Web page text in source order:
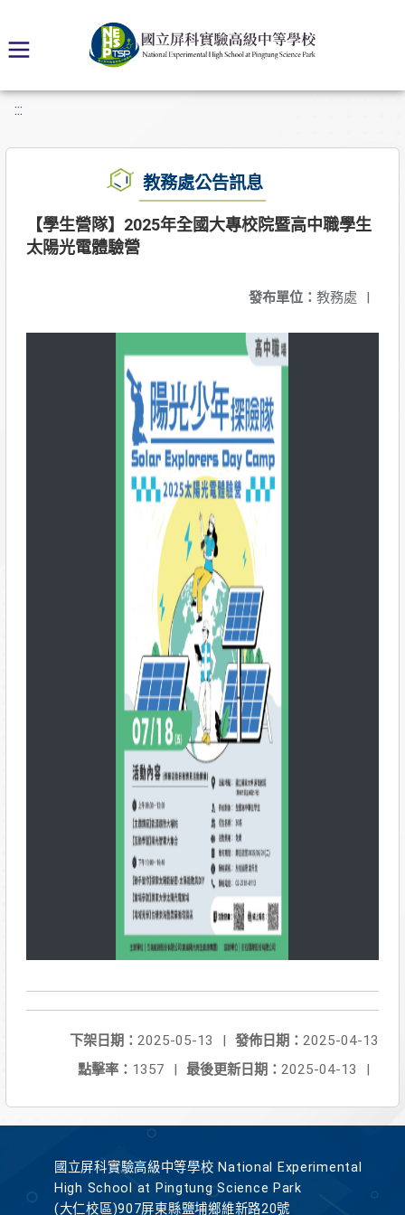
:::
教務處公告訊息
【學生營隊】2025年全國大專校院暨高中職學生
太陽光電體驗營
發布單位： 教務處 |
發佈日期： 2025-04-13
下架日期： 2025-05-13
|
最後更新日期： 2025-04-13 |
點擊率： 1357 |
國立屏科實驗高級中等學校 National Experimental
High School at Pingtung Science Park
(大仁校區)907屏東縣鹽埔鄉維新路20號